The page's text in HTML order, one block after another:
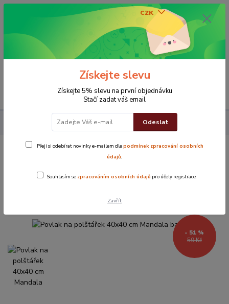
CZK
0 Kč
Povlak na polštářek 40x40 cm Mandala barevná
Povlak na polštářek 40x40 cm
Mandala barevná
59 Kč
- 51 %
Získejte slevu
Získejte 5% slevu na první objednávku
Stačí zadat váš email
Odeslat
Přeji si odebírat novinky e-mailem dlepodmínek zpracování osobních
údajů.
Souhlasím se zpracováním osobních údajů pro účely registrace.
Zavřít